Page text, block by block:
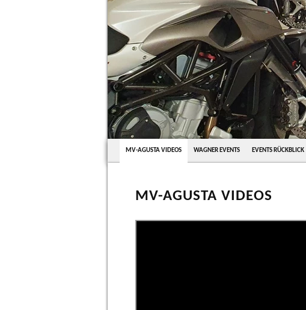
MV-AGUSTA VIDEOS WAGNER EVENTS EVENTS RÜCKBLICK
MV-AGUSTA VIDEOS